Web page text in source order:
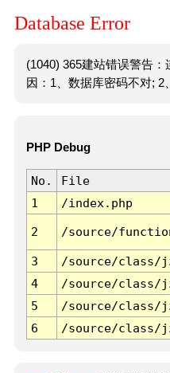
Database Error
(1040) 365建站错误警告
因：1、数据库密码不对; 2
PHP Debug
No. File
1
/index.php
2 /source/
3 /source/class/
4
/source/class/
5
/source/class/
6
/source/class/